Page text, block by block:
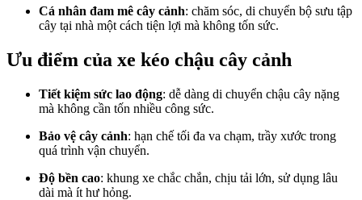
Cá nhân đam mê cây cảnh: chăm sóc, di chuyển bộ sưu tập
cây tại nhà một cách tiện lợi mà không tốn sức.
Ưu điểm của xe kéo chậu cây cảnh
Tiết kiệm sức lao động: dễ dàng di chuyển chậu cây nặng
mà không cần tốn nhiều công sức.
Bảo vệ cây cảnh: hạn chế tối đa va chạm, trầy xước trong
quá trình vận chuyển.
Độ bền cao: khung xe chắc chắn, chịu tải lớn, sử dụng lâu
dài mà ít hư hỏng.